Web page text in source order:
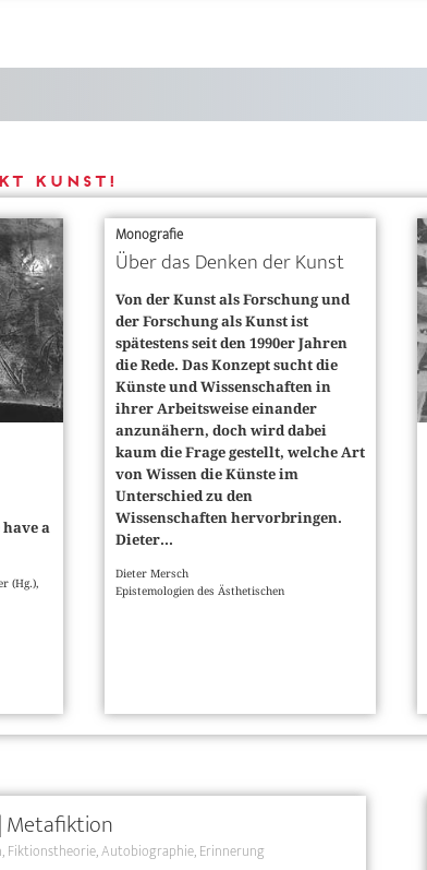
KUNST!
a
(Hg.),
Monografie
Über das Denken der Kunst
Von der Kunst als Forschung und
der Forschung als Kunst ist
spätestens seit den 1990er Jahren
die Rede. Das Konzept sucht die
Künste und Wissenschaften in
ihrer Arbeitsweise einander
anzunähern, doch wird dabei
kaum die Frage gestellt, welche Art
von Wissen die Künste im
Unterschied zu den
Wissenschaften hervorbringen.
Dieter...
Dieter Mersch
Epistemologien des Ästhetischen
Fiktionstheorie Autobiographie Erinnerung